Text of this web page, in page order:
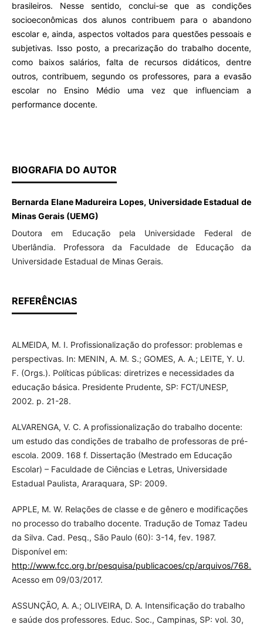
brasileiros. Nesse sentido, conclui-se que as condições
socioeconômicas dos alunos contribuem para o abandono
escolar e, ainda, aspectos voltados para questões pessoais e
subjetivas. Isso posto, a precarização do trabalho docente,
como baixos salários, falta de recursos didáticos, dentre
outros, contribuem, segundo os professores, para a evasão
escolar no Ensino Médio uma vez que influenciam a
performance docente.
BIOGRAFIA DO AUTOR
Bernarda Elane Madureira Lopes, Universidade Estadual de
Minas Gerais (UEMG)
Doutora em Educação pela Universidade Federal de
Uberlândia. Professora da Faculdade de Educação da
Universidade Estadual de Minas Gerais.
REFERÊNCIAS
ALMEIDA, M. I. Profissionalização do professor: problemas e
perspectivas. In: MENIN, A. M. S.; GOMES, A. A.; LEITE, Y. U.
F. (Orgs.). Políticas públicas: diretrizes e necessidades da
educação básica. Presidente Prudente, SP: FCT/UNESP,
2002. p. 21-28.
ALVARENGA, V. C. A profissionalização do trabalho docente:
um estudo das condições de trabalho de professoras de pré-
escola. 2009. 168 f. Dissertação (Mestrado em Educação
Escolar) – Faculdade de Ciências e Letras, Universidade
Estadual Paulista, Araraquara, SP: 2009.
APPLE, M. W. Relações de classe e de gênero e modificações
no processo do trabalho docente. Tradução de Tomaz Tadeu
da Silva. Cad. Pesq., São Paulo (60): 3-14, fev. 1987.
Disponível em:
http://www.fcc.org.br/pesquisa/publicacoes/cp/arquivos/
Acesso em 09/03/2017.
ASSUNÇÃO, A. A.; OLIVEIRA, D. A. Intensificação do trabalho
e saúde dos professores. Educ. Soc., Campinas, SP: vol. 30,